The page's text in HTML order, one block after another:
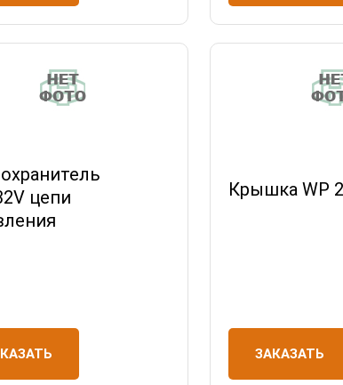
цепи
Крышка WP
ЗАКАЗАТЬ